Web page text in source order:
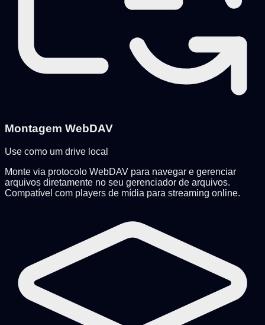
Montagem WebDAV
Use como um drive local
Monte via protocolo WebDAV para navegar e gerenciar
arquivos diretamente no seu gerenciador de arquivos.
Compatível com players de mídia para streaming online.